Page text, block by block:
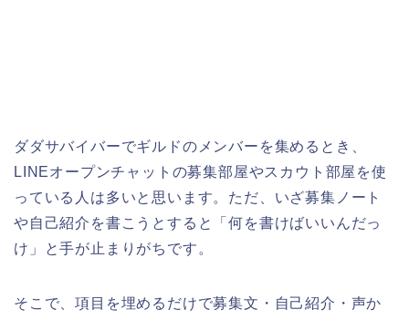
ダダサバイバーでギルドのメンバーを集めるとき、
LINEオープンチャットの募集部屋やスカウト部屋を使
っている人は多いと思います。ただ、いざ募集ノート
や自己紹介を書こうとすると「何を書けばいいんだっ
け」と手が止まりがちです。
そこで、項目を埋めるだけで募集文・自己紹介・声か